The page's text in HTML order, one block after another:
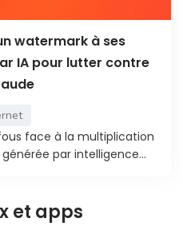
watermark à ses
IA pour lutter contre
face à la multiplication
par intelligence...
et apps